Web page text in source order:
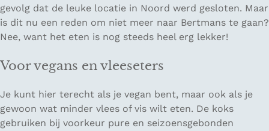
gevolg dat de leuke locatie in Noord werd gesloten. Maar
is dit nu een reden om niet meer naar Bertmans te gaan?
Nee, want het eten is nog steeds heel erg lekker!
Voor vegans en vleeseters
Je kunt hier terecht als je vegan bent, maar ook als je
gewoon wat minder vlees of vis wilt eten. De koks
gebruiken bij voorkeur pure en seizoensgebonden